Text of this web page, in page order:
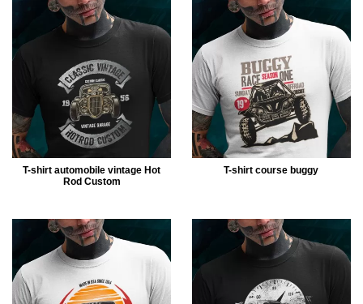
T-shirt automobile vintage Hot
Rod Custom
T-shirt course buggy